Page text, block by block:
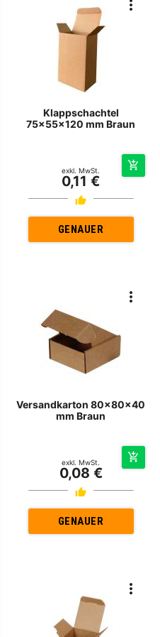
Klappschachtel
75x55x120 mm Braun
exkl. MwSt.
0,11 €
GENAUER
Versandkarton 80x80x40
mm Braun
exkl. MwSt.
0,08 €
GENAUER